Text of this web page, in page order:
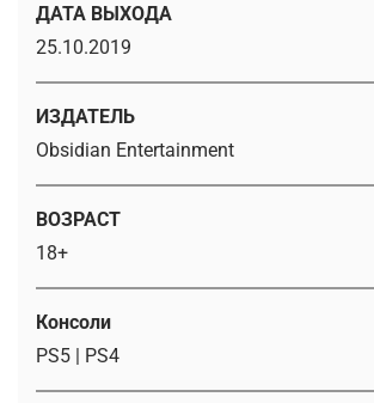
ДАТА ВЫХОДА
25.10.2019
ИЗДАТЕЛЬ
Obsidian Entertainment
ВОЗРАСТ
18+
Консоли
PS5 | PS4